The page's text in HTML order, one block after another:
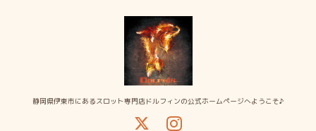
静岡県伊東市にあるスロット専門店ドルフィンの公式ホームページへようこそ♪